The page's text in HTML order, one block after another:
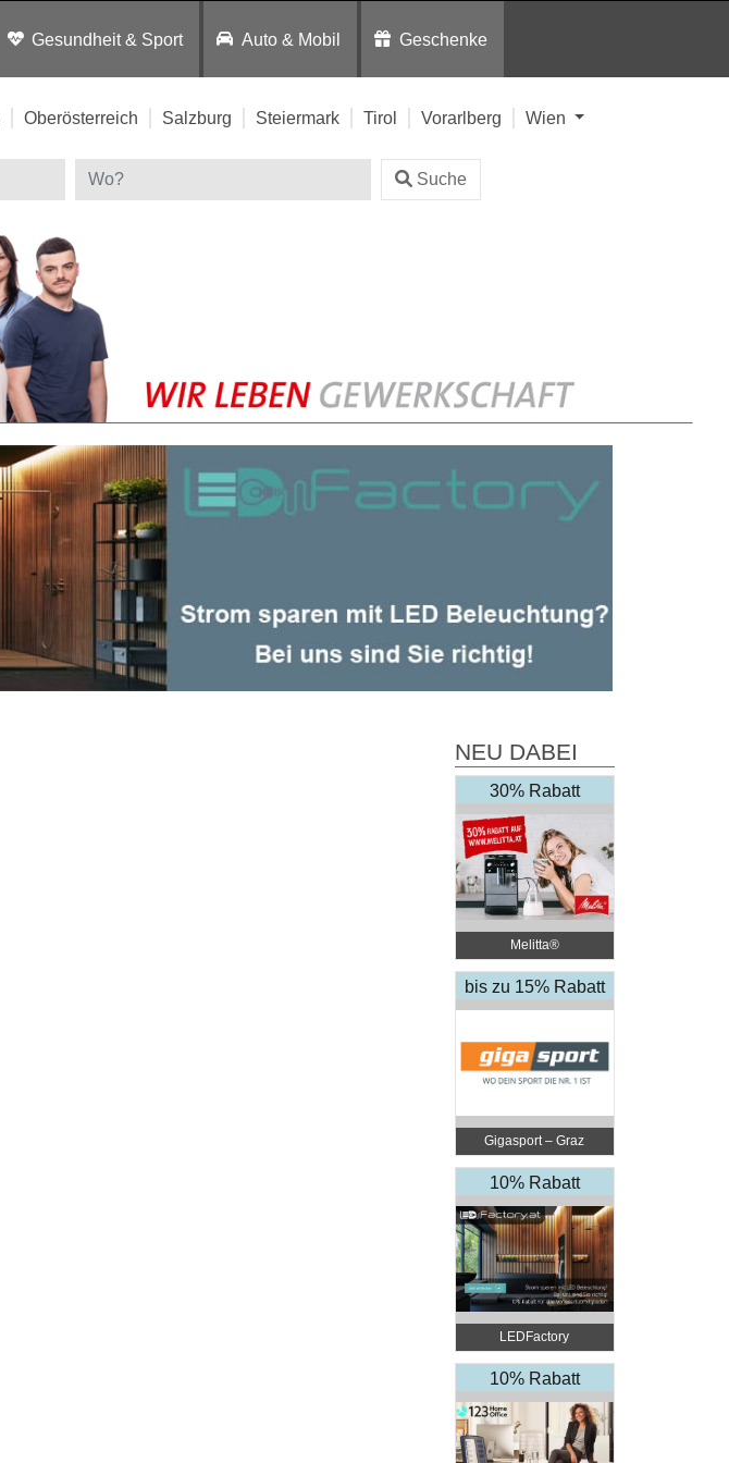
Gesundheit & Sport Auto & Mobil Geschenke
Oberösterreich Salzburg Steiermark Tirol Vorarlberg Wien
Suche
NEU DABEI
30% Rabatt
Melitta®
bis zu 15% Rabatt
Gigasport – Graz
10% Rabatt
LEDFactory
10% Rabatt